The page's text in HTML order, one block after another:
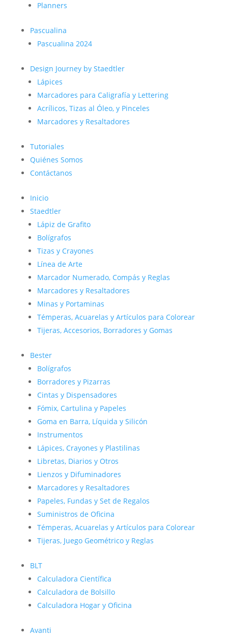
Planners
Pascualina
Pascualina 2024
Design Journey by Staedtler
Lápices
Marcadores para Caligrafía y Lettering
Acrílicos, Tizas al Óleo, y Pinceles
Marcadores y Resaltadores
Tutoriales
Quiénes Somos
Contáctanos
Inicio
Staedtler
Lápiz de Grafito
Bolígrafos
Tizas y Crayones
Línea de Arte
Marcador Numerado, Compás y Reglas
Marcadores y Resaltadores
Minas y Portaminas
Témperas, Acuarelas y Artículos para Colorear
Tijeras, Accesorios, Borradores y Gomas
Bester
Bolígrafos
Borradores y Pizarras
Cintas y Dispensadores
Fómix, Cartulina y Papeles
Goma en Barra, Líquida y Silicón
Instrumentos
Lápices, Crayones y Plastilinas
Libretas, Diarios y Otros
Lienzos y Difuminadores
Marcadores y Resaltadores
Papeles, Fundas y Set de Regalos
Suministros de Oficina
Témperas, Acuarelas y Artículos para Colorear
Tijeras, Juego Geométrico y Reglas
BLT
Calculadora Científica
Calculadora de Bolsillo
Calculadora Hogar y Oficina
Avanti